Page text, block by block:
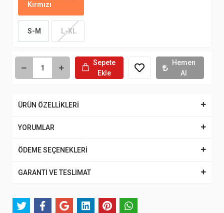
Kırmızı
S-M L-XL
Sepete
Ekle
Hemen
Al
ÜRÜN ÖZELLİKLERİ
YORUMLAR
ÖDEME SEÇENEKLERİ
GARANTİ VE TESLİMAT